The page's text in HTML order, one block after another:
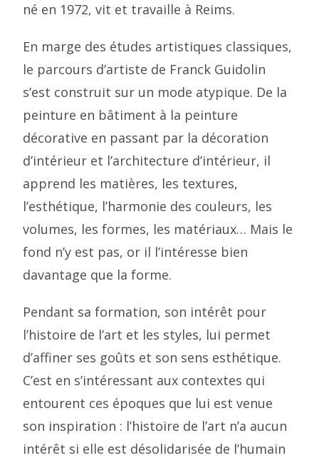
né en 1972, vit et travaille à Reims.
En marge des études artistiques classiques,
le parcours d’artiste de Franck Guidolin
s’est construit sur un mode atypique. De la
peinture en bâtiment à la peinture
décorative en passant par la décoration
d’intérieur et l’architecture d’intérieur, il
apprend les matières, les textures,
l’esthétique, l’harmonie des couleurs, les
volumes, les formes, les matériaux… Mais le
fond n’y est pas, or il l’intéresse bien
davantage que la forme.
Pendant sa formation, son intérêt pour
l’histoire de l’art et les styles, lui permet
d’affiner ses goûts et son sens esthétique.
C’est en s’intéressant aux contextes qui
entourent ces époques que lui est venue
son inspiration : l’histoire de l’art n’a aucun
intérêt si elle est désolidarisée de l’humain